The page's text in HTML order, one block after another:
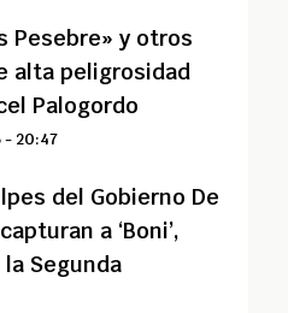
Pesebre» y otros
alta peligrosidad
llegan a cárcel Palogordo
- 20:47
del Gobierno De
a ‘Boni’,
Segunda